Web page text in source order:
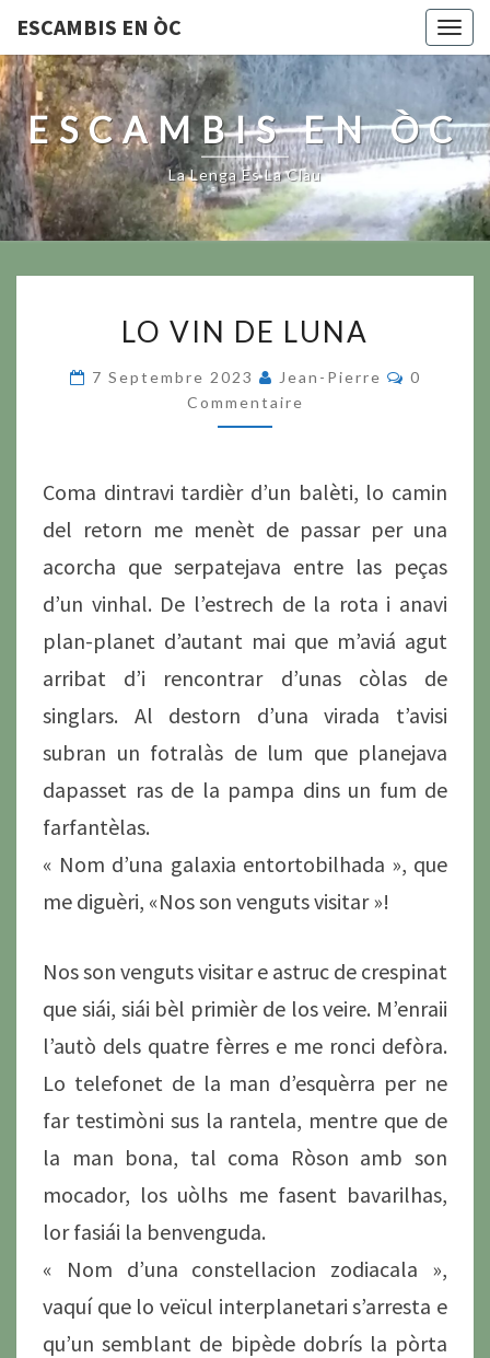
ESCAMBIS EN ÒC
ESCAMBIS EN ÒC
La Lenga Es La Clau
VIN
DE
LUNA
LO VIN DE LUNA
7 Septembre 2023 Jean-Pierre
0
Commentaire
Coma dintravi tardièr d’un balèti, lo camin
del retorn me menèt de passar per una
acorcha que serpatejava entre las peças
d’un vinhal. De l’estrech de la rota i anavi
plan-planet d’autant mai que m’aviá agut
arribat d’i rencontrar d’unas còlas de
singlars. Al destorn d’una virada t’avisi
subran un fotralàs de lum que planejava
dapasset ras de la pampa dins un fum de
farfantèlas.
« Nom d’una galaxia entortobilhada », que
me diguèri, «Nos son venguts visitar »!
Nos son venguts visitar e astruc de crespinat
que siái, siái bèl primièr de los veire. M’enraii
l’autò dels quatre fèrres e me ronci defòra.
Lo telefonet de la man d’esquèrra per ne
far testimòni sus la rantela, mentre que de
la man bona, tal coma Ròson amb son
mocador, los uòlhs me fasent bavarilhas,
lor fasiái la benvenguda.
« Nom d’una constellacion zodiacala »,
vaquí que lo veïcul interplanetari s’arresta e
qu’un semblant de bipède dobrís la pòrta